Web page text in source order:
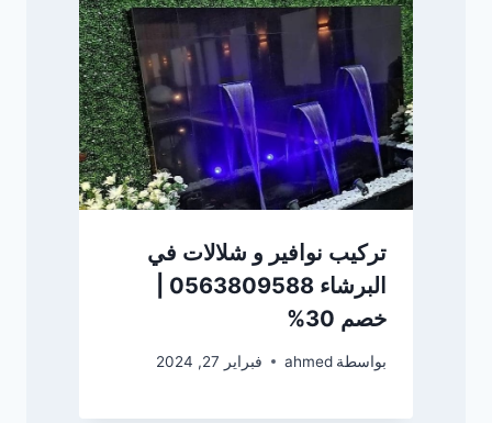
تركيب نوافير و شلالات في
خصم 30%
بواسطة ahmed فبراير 27, 2024